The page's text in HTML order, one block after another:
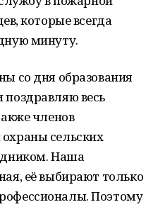
которые всегда
минуту.
со дня образования
весь
членов
сельских
Наша
её выбирают только
Поэтому